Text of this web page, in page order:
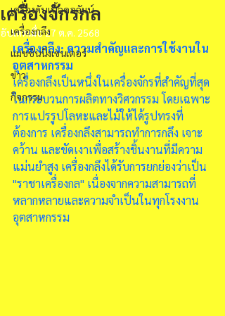
เครื่องดับเบิ้ลคอลัมน์
เครื่องกลึง
แมชชีนนิ่งเซนเตอร์
ข่าว
กิจกรรม
เครื่องจักรกล
อัปเดตเมื่อ27 ต.ค. 2568
เครื่องกลึง: ความสำคัญและการใช้งานใน
อุตสาหกรรม
เครื่องกลึงเป็นหนึ่งในเครื่องจักรที่สำคัญที่สุด
ในกระบวนการผลิตทางวิศวกรรม โดยเฉพาะ
การแปรรูปโลหะและไม้ให้ได้รูปทรงที่
ต้องการ เครื่องกลึงสามารถทำการกลึง เจาะ
คว้าน และขัดเงาเพื่อสร้างชิ้นงานที่มีความ
แม่นยำสูง เครื่องกลึงได้รับการยกย่องว่าเป็น
"ราชาเครื่องกล" เนื่องจากความสามารถที่
หลากหลายและความจำเป็นในทุกโรงงาน
อุตสาหกรรม